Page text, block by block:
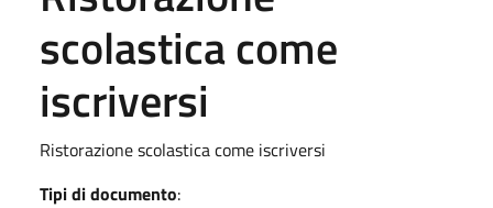
scolastica come
iscriversi
Ristorazione scolastica come iscriversi
Tipi di documento: